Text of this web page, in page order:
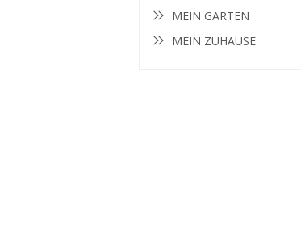
MEIN GARTEN
MEIN ZUHAUSE